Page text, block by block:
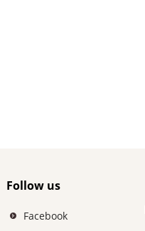
Follow us
Facebook